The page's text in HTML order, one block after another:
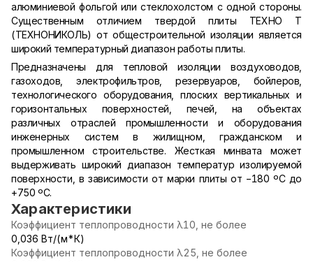
алюминиевой фольгой или стеклохолстом с одной стороны.
Существенным отличием твердой плиты ТЕХНО Т
(ТЕХНОНИКОЛЬ) от общестроительной изоляции является
широкий температурный диапазон работы плиты.
Предназначены для тепловой изоляции воздуховодов,
газоходов, электрофильтров, резервуаров, бойлеров,
технологического оборудования, плоских вертикальных и
горизонтальных поверхностей, печей, на объектах
различных отраслей промышленности и оборудования
инженерных систем в жилищном, гражданском и
промышленном строительстве. Жесткая минвата может
выдерживать широкий диапазон температур изолируемой
поверхности, в зависимости от марки плиты от −180 ºС до
+750 ºС.
Характеристики
Коэффициент теплопроводности λ10, не более
0,036 Вт/(м*К)
Коэффициент теплопроводности λ25, не более